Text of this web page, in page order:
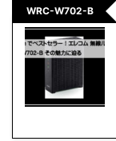
WRC-W702-B